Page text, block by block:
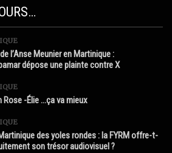
l’Anse Meunier en Martinique :
dépose une plainte contre X
Rose -Élie …ça va mieux
des yoles rondes : la FYRM offre-t-
son trésor audiovisuel ?